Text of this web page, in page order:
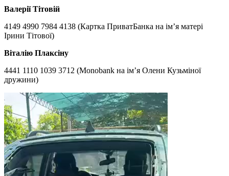
Валерії Тітовій
4149 4990 7984 4138 (Картка ПриватБанка на ім’я матері
Ірини Тітової)
Віталію Плаксіну
4441 1110 1039 3712 (Monobank на ім’я Олени Кузьміної
дружини)